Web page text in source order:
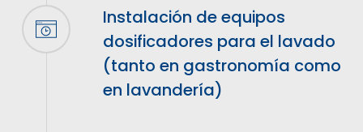
Instalación de equipos
dosificadores para el lavado
(tanto en gastronomía como
en lavandería)